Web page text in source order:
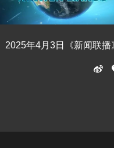
2025年4月3日《新闻联播